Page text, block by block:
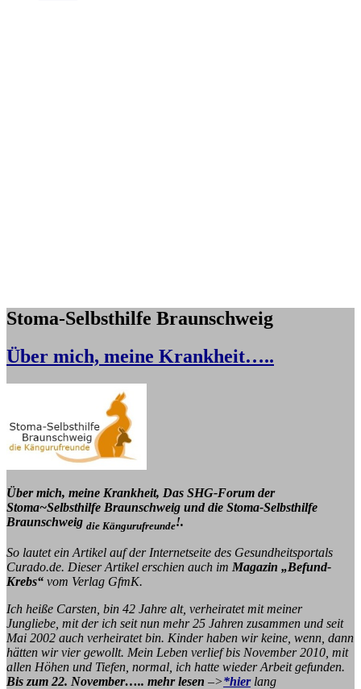
Stoma-Selbsthilfe Braunschweig
Über mich, meine Krankheit…..
Über mich, meine Krankheit, Das SHG-Forum der
Stoma~Selbsthilfe Braunschweig und die Stoma-Selbsthilfe
Braunschweig die Kängurufreunde!.
So lautet ein Artikel auf der Internetseite des Gesundheitsportals
Curado.de. Dieser Artikel erschien auch im Magazin „Befund-
Krebs“ vom Verlag GfmK.
Ich heiße Carsten, bin 42 Jahre alt, verheiratet mit meiner
Jungliebe, mit der ich seit nun mehr 25 Jahren zusammen und seit
Mai 2002 auch verheiratet bin. Kinder haben wir keine, wenn, dann
hätten wir vier gewollt. Mein Leben verlief bis November 2010, mit
allen Höhen und Tiefen, normal, ich hatte wieder Arbeit gefunden.
Bis zum 22. November….. mehr lesen –>*hierlang